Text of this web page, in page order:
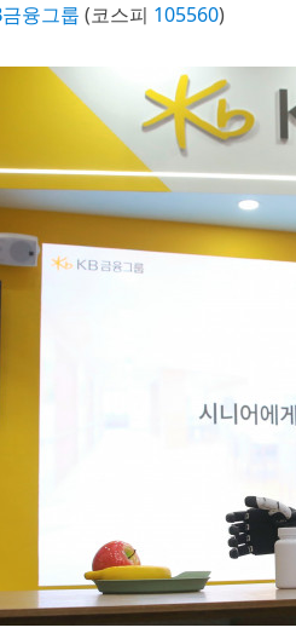
융그룹 (코스피 105560)